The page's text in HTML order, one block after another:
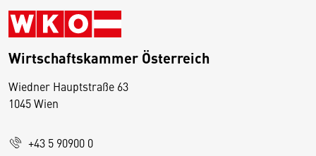
Wirtschaftskammer Österreich
Wiedner Hauptstraße 63
1045 Wien
+43 5 90900 0
D
s